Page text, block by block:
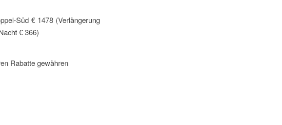
Süd € 1478 (Verlängerung
€ 366)
Rabatte gewähren